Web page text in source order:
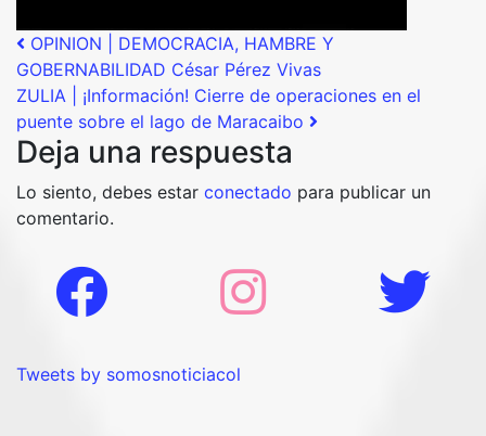
Post navigation
OPINION | DEMOCRACIA, HAMBRE Y
GOBERNABILIDAD César Pérez Vivas
ZULIA | ¡Información! Cierre de operaciones en el
puente sobre el lago de Maracaibo
Deja una respuesta
Lo siento, debes estar conectado para publicar un
comentario.
Tweets by somosnoticiacol